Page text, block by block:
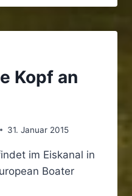
Kopf an
31. Januar 2015
im Eiskanal in
Boater